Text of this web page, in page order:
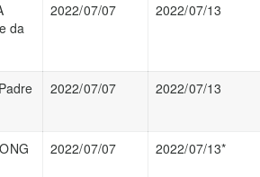
da
2022/07/07 2022/07/13
2022/07/07 2022/07/13
2022/07/07 2022/07/13*